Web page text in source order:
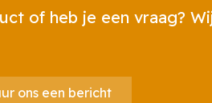
of heb je een vraag?
ons een bericht